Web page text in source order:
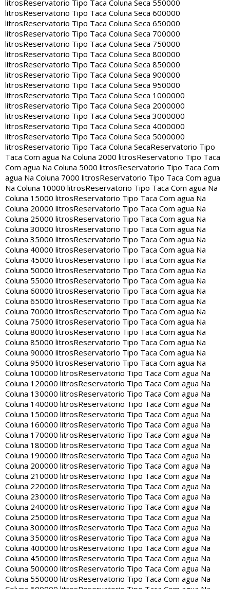
litrosReservatorio Tipo Taca Coluna Seca 550000
litrosReservatorio Tipo Taca Coluna Seca 600000
litrosReservatorio Tipo Taca Coluna Seca 650000
litrosReservatorio Tipo Taca Coluna Seca 700000
litrosReservatorio Tipo Taca Coluna Seca 750000
litrosReservatorio Tipo Taca Coluna Seca 800000
litrosReservatorio Tipo Taca Coluna Seca 850000
litrosReservatorio Tipo Taca Coluna Seca 900000
litrosReservatorio Tipo Taca Coluna Seca 950000
litrosReservatorio Tipo Taca Coluna Seca 1000000
litrosReservatorio Tipo Taca Coluna Seca 2000000
litrosReservatorio Tipo Taca Coluna Seca 3000000
litrosReservatorio Tipo Taca Coluna Seca 4000000
litrosReservatorio Tipo Taca Coluna Seca 5000000
litrosReservatorio Tipo Taca Coluna SecaReservatorio Tipo
Taca Com agua Na Coluna 2000 litrosReservatorio Tipo Taca
Com agua Na Coluna 5000 litrosReservatorio Tipo Taca Com
agua Na Coluna 7000 litrosReservatorio Tipo Taca Com agua
Na Coluna 10000 litrosReservatorio Tipo Taca Com agua Na
Coluna 15000 litrosReservatorio Tipo Taca Com agua Na
Coluna 20000 litrosReservatorio Tipo Taca Com agua Na
Coluna 25000 litrosReservatorio Tipo Taca Com agua Na
Coluna 30000 litrosReservatorio Tipo Taca Com agua Na
Coluna 35000 litrosReservatorio Tipo Taca Com agua Na
Coluna 40000 litrosReservatorio Tipo Taca Com agua Na
Coluna 45000 litrosReservatorio Tipo Taca Com agua Na
Coluna 50000 litrosReservatorio Tipo Taca Com agua Na
Coluna 55000 litrosReservatorio Tipo Taca Com agua Na
Coluna 60000 litrosReservatorio Tipo Taca Com agua Na
Coluna 65000 litrosReservatorio Tipo Taca Com agua Na
Coluna 70000 litrosReservatorio Tipo Taca Com agua Na
Coluna 75000 litrosReservatorio Tipo Taca Com agua Na
Coluna 80000 litrosReservatorio Tipo Taca Com agua Na
Coluna 85000 litrosReservatorio Tipo Taca Com agua Na
Coluna 90000 litrosReservatorio Tipo Taca Com agua Na
Coluna 95000 litrosReservatorio Tipo Taca Com agua Na
Coluna 100000 litrosReservatorio Tipo Taca Com agua Na
Coluna 120000 litrosReservatorio Tipo Taca Com agua Na
Coluna 130000 litrosReservatorio Tipo Taca Com agua Na
Coluna 140000 litrosReservatorio Tipo Taca Com agua Na
Coluna 150000 litrosReservatorio Tipo Taca Com agua Na
Coluna 160000 litrosReservatorio Tipo Taca Com agua Na
Coluna 170000 litrosReservatorio Tipo Taca Com agua Na
Coluna 180000 litrosReservatorio Tipo Taca Com agua Na
Coluna 190000 litrosReservatorio Tipo Taca Com agua Na
Coluna 200000 litrosReservatorio Tipo Taca Com agua Na
Coluna 210000 litrosReservatorio Tipo Taca Com agua Na
Coluna 220000 litrosReservatorio Tipo Taca Com agua Na
Coluna 230000 litrosReservatorio Tipo Taca Com agua Na
Coluna 240000 litrosReservatorio Tipo Taca Com agua Na
Coluna 250000 litrosReservatorio Tipo Taca Com agua Na
Coluna 300000 litrosReservatorio Tipo Taca Com agua Na
Coluna 350000 litrosReservatorio Tipo Taca Com agua Na
Coluna 400000 litrosReservatorio Tipo Taca Com agua Na
Coluna 450000 litrosReservatorio Tipo Taca Com agua Na
Coluna 500000 litrosReservatorio Tipo Taca Com agua Na
Coluna 550000 litrosReservatorio Tipo Taca Com agua Na